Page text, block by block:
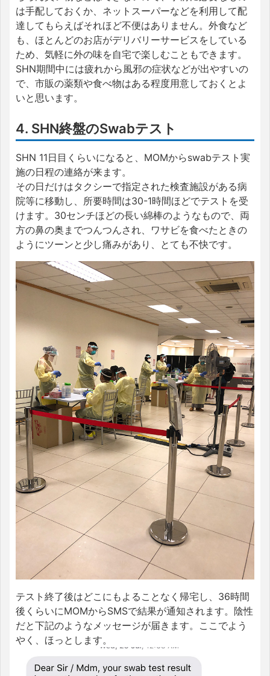
は手配しておくか、ネットスーパーなどを利用して配
達してもらえばそれほど不便はありません。外食など
も、ほとんどのお店がデリバリーサービスをしている
ため、気軽に外の味を自宅で楽しむこともできます。
SHN期間中には疲れから風邪の症状などが出やすいの
で、市販の薬類や食べ物はある程度用意しておくとよ
いと思います。
4. SHN終盤のSwabテスト
SHN 11日目くらいになると、MOMからswabテスト実
施の日程の連絡が来ます。
その日だけはタクシーで指定された検査施設がある病
院等に移動し、所要時間は30-1時間ほどでテストを受
けます。30センチほどの長い綿棒のようなもので、両
方の鼻の奥までつんつんされ、ワサビを食べたときの
ようにツーンと少し痛みがあり、とても不快です。
テスト終了後はどこにもよることなく帰宅し、36時間
後くらいにMOMからSMSで結果が通知されます。陰性
だと下記のようなメッセージが届きます。ここでよう
やく、ほっとします。